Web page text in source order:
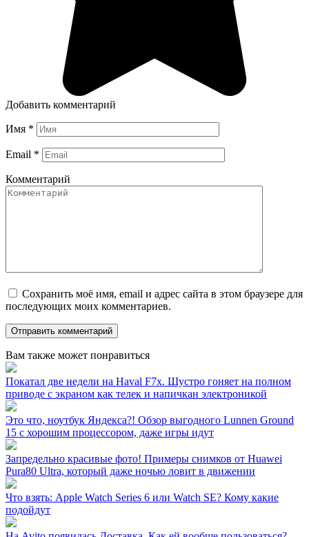
Добавить комментарий
Имя *
Email *
Комментарий
Сохранить моё имя, email и адрес сайта в этом браузере для
последующих моих комментариев.
Вам также может понравиться
Покатал две недели на Haval F7x. Шустро гоняет на полном
приводе с экраном как телек и напичкан электроникой
Это что, ноутбук Яндекса?! Обзор выгодного Lunnen Ground
15 с хорошим процессором, даже игры идут
Запредельно красивые фото! Примеры снимков от Huawei
Pura80 Ultra, который даже ночью ловит в движении
Что взять: Apple Watch Series 6 или Watch SE? Кому какие
подойдут